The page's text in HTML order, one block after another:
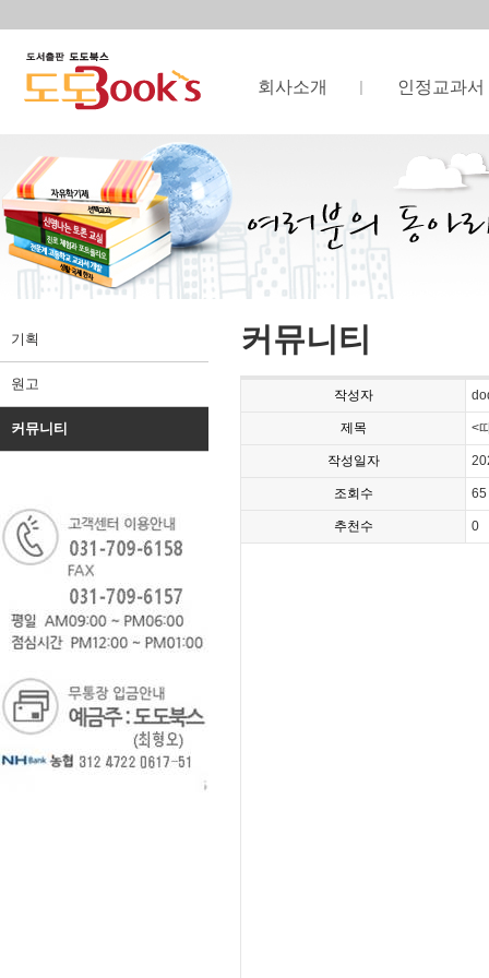
회사소개 인정교과서
기획
원고
커뮤니티
커뮤니티
작성자
제목 <
작성일자
조회수 65
추천수 0